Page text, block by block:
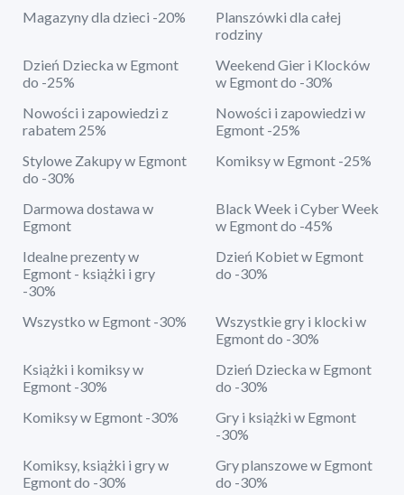
Magazyny dla dzieci -20%
Planszówki dla całej
rodziny
Dzień Dziecka w Egmont
do -25%
Weekend Gier i Klocków
w Egmont do -30%
Nowości i zapowiedzi z
rabatem 25%
Nowości i zapowiedzi w
Egmont -25%
Stylowe Zakupy w Egmont
do -30%
Komiksy w Egmont -25%
Darmowa dostawa w
Egmont
Black Week i Cyber Week
w Egmont do -45%
Idealne prezenty w
Egmont - książki i gry
-30%
Dzień Kobiet w Egmont
do -30%
Wszystko w Egmont -30%
Wszystkie gry i klocki w
Egmont do -30%
Książki i komiksy w
Egmont -30%
Dzień Dziecka w Egmont
do -30%
Komiksy w Egmont -30%
Gry i książki w Egmont
-30%
Komiksy, książki i gry w
Egmont do -30%
Gry planszowe w Egmont
do -30%